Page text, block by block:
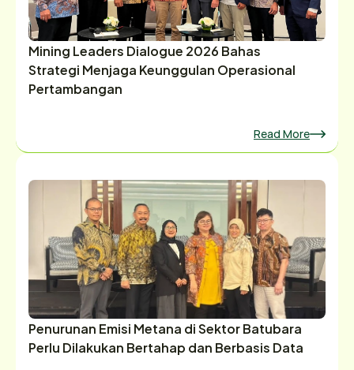
Mining Leaders Dialogue 2026 Bahas
Strategi Menjaga Keunggulan Operasional
Pertambangan
Read More
Penurunan Emisi Metana di Sektor Batubara
Perlu Dilakukan Bertahap dan Berbasis Data